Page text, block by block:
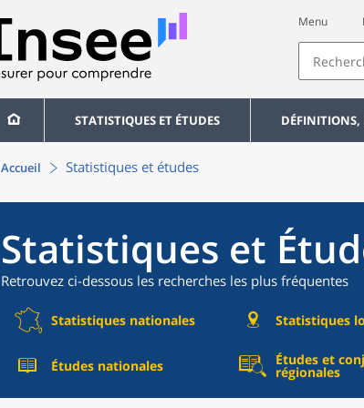
Menu
STATISTIQUES ET ÉTUDES DÉFINITIONS,
Accueil Statistiques et études
Statistiques et
Retrouvez ci-dessous les recherches les plus fréquentes
Statistiques nationales Statistiques
Études nationales Études et
régionales